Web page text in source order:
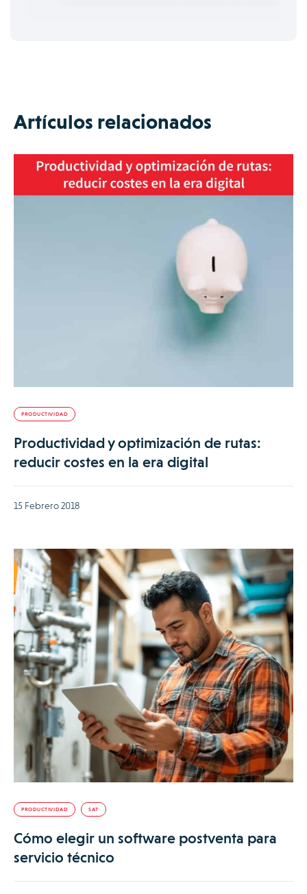
Artículos relacionados
PRODUCTIVIDAD
Productividad y optimización de rutas:
reducir costes en la era digital
15 Febrero 2018
PRODUCTIVIDAD SAT
Cómo elegir un software postventa para
servicio técnico